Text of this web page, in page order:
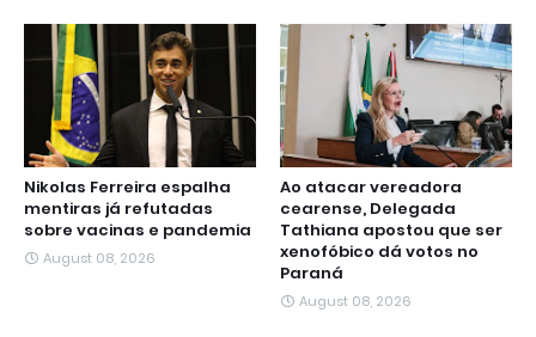
Nikolas Ferreira espalha
mentiras já refutadas
sobre vacinas e pandemia
August 08, 2026
Ao atacar vereadora
cearense, Delegada
Tathiana apostou que ser
xenofóbico dá votos no
Paraná
August 08, 2026